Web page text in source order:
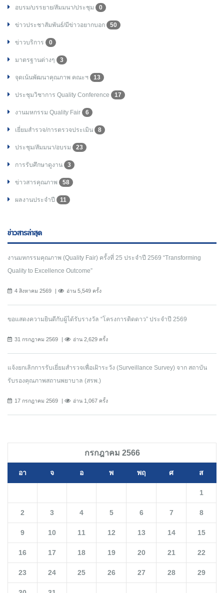
อบรม/บรรยาย/สัมมนา/ประชุม 0
ข่าวประชาสัมพันธ์/มีข่าวอยากบอก 50
ข่าวบริการ 0
มาตรฐานต่างๆ 3
จุดเน้นพัฒนาคุณภาพ คณะฯ 13
ประชุมวิชาการ Quality Conference 17
งานมหกรรม Quality Fair 6
เยี่ยมสำรวจ/การตรวจประเมิน 8
ประชุม/สัมมนา/อบรม 23
การรับศึกษาดูงาน 3
ข่าวสารคุณภาพ 58
ผลงานประจำปี 11
ข่าวสารล่าสุด
งานมหกรรมคุณภาพ (Quality Fair) ครั้งที่ 25 ประจำปี 2569 “Transforming
Quality to Excellence Outcome”
4 สิงหาคม 2569 อ่าน 5,549 ครั้ง
ขอแสดงความยินดีกับผู้ได้รับรางวัล “โครงการติดดาว” ประจำปี 2569
31 กรกฎาคม 2569 อ่าน 2,629 ครั้ง
แจ้งยกเลิกการรับเยี่ยมสำรวจเพื่อเฝ้าระวัง (Surveillance Survey) จาก สถาบัน
รับรองคุณภาพสถานพยาบาล (สรพ.)
17 กรกฎาคม 2569 อ่าน 1,067 ครั้ง
กรกฎาคม 2566
อา จ อ พ พฤ ศ ส
1
2 3 4 5 6 7 8
9 10 11 12 13 14 15
16 17 18 19 20 21 22
23 24 25 26 27 28 29